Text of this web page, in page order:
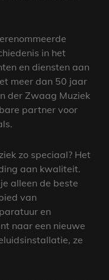
in het
en diensten aan
meer dan 50 jaar
der Zwaag Muziek
partner voor
zo speciaal? Het
aan kwaliteit.
alleen de beste
van
en
naar een nieuwe
ze